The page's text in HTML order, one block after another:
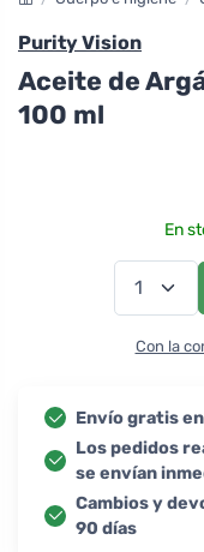
Purity Vision
Aceite de
100 ml
En
Con la
Envío gratis
Los pedidos
se envían
Cambios y
90 días